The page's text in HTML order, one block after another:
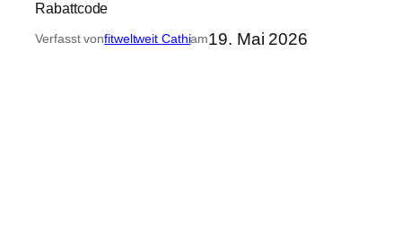
Rabattcode
Verfasst vonfitweltweit Cathiam19. Mai 2026